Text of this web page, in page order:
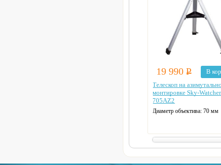
19 990Р
В
Телескоп на
монтировке Sky-
705AZ2
Диаметр объектива: 70 мм
азимутальная
Фокусное расстояние: 50